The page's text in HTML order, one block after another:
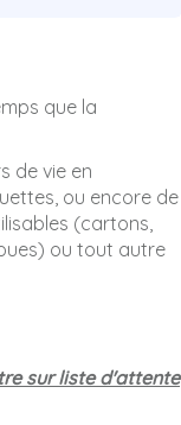
que la
de vie en
ou encore de
(cartons,
ou tout autre
sur liste d'attente